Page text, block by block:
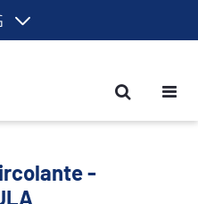
-
-